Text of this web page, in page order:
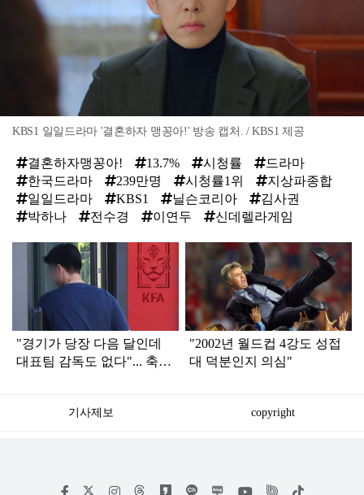
KBS1 일일드라마 '결혼하자 맹꽁아!' 방송 캡처. / KBS1 제공
결혼하자맹꽁아! 13.7% 시청률
드라마
한국드라마
239만명 시청률1위
지상파종합
일일드라마
KBS1 닐슨코리아
김사권
박하나
전수경 이연두 신데렐라게임
"경기가 당장 다음 달인데
대표팀 감독도 없다"... 축구
"2002년 월드컵 4강도 성접
대 덕분인지 의심"
기사제보 copyright
페 인 위 틱